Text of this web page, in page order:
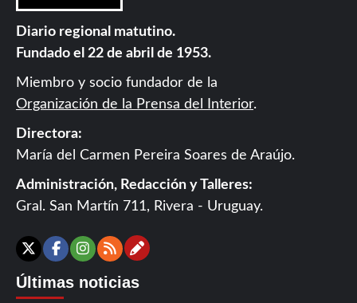
Diario regional matutino.
Fundado el 22 de abril de 1953.
Miembro y socio fundador de la
Organización de la Prensa del Interior.
Directora:
María del Carmen Pereira Soares de Araújo.
Administración, Redacción y Talleres:
Gral. San Martín 711, Rivera - Uruguay.
X Facebook
Instagram
RSSContáctanos
Últimas noticias